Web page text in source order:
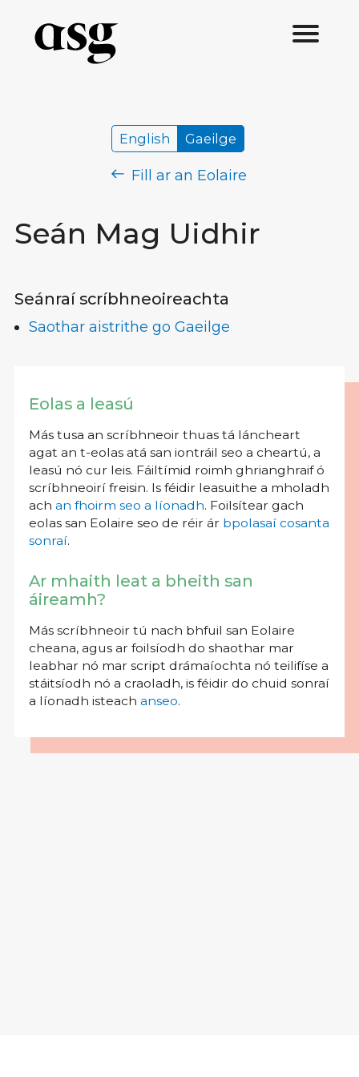
Seán Mag Uidhir
English Gaeilge
Fill ar an Eolaire
Seánraí scríbhneoireachta
Saothar aistrithe go Gaeilge
Eolas a leasú
Más tusa an scríbhneoir thuas tá láncheart
agat an t-eolas atá san iontráil seo a cheartú, a
leasú nó cur leis. Fáiltímid roimh ghrianghraif ó
scríbhneoirí freisin. Is féidir leasuithe a mholadh
ach an fhoirm seo a líonadh. Foilsítear gach
eolas san Eolaire seo de réir ár bpolasaí cosanta
sonraí.
Ar mhaith leat a bheith san
áireamh?
Más scríbhneoir tú nach bhfuil san Eolaire
cheana, agus ar foilsíodh do shaothar mar
leabhar nó mar script drámaíochta nó teilifíse a
stáitsíodh nó a craoladh, is féidir do chuid sonraí
a líonadh isteach anseo.